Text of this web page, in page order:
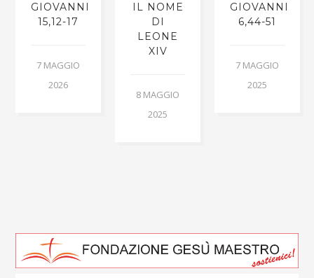
GIOVANNI
15,12-17
7 MAGGIO
2026
IL NOME
DI
LEONE
XIV
8 MAGGIO
2025
GIOVANNI
6,44-51
7 MAGGIO
2025